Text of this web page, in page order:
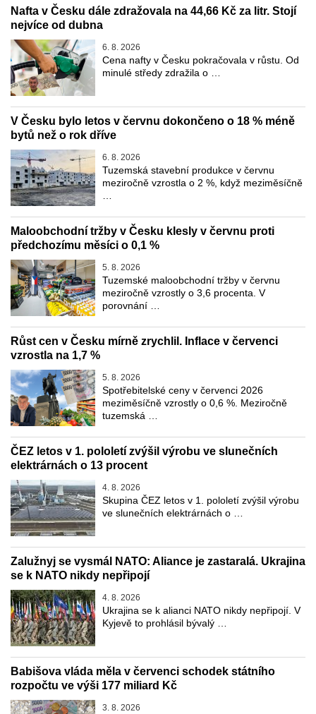
Nafta v Česku dále zdražovala na 44,66 Kč za litr. Stojí
nejvíce od dubna
6. 8. 2026
Cena nafty v Česku pokračovala v růstu. Od
minulé středy zdražila o …
V Česku bylo letos v červnu dokončeno o 18 % méně
bytů než o rok dříve
6. 8. 2026
Tuzemská stavební produkce v červnu
meziročně vzrostla o 2 %, když meziměsíčně
Maloobchodní tržby v Česku klesly v červnu proti
předchozímu měsíci o 0,1 %
5. 8. 2026
Tuzemské maloobchodní tržby v červnu
meziročně vzrostly o 3,6 procenta. V
porovnání …
Růst cen v Česku mírně zrychlil. Inflace v červenci
vzrostla na 1,7 %
5. 8. 2026
Spotřebitelské ceny v červenci 2026
meziměsíčně vzrostly o 0,6 %. Meziročně
tuzemská …
ČEZ letos v 1. pololetí zvýšil výrobu ve slunečních
elektrárnách o 13 procent
4. 8. 2026
Skupina ČEZ letos v 1. pololetí zvýšil výrobu
ve slunečních elektrárnách o …
Zalužnyj se vysmál NATO: Aliance je zastaralá. Ukrajina
se k NATO nikdy nepřipojí
4. 8. 2026
Ukrajina se k alianci NATO nikdy nepřipojí. V
Kyjevě to prohlásil bývalý …
Babišova vláda měla v červenci schodek státního
rozpočtu ve výši 177 miliard Kč
3. 8. 2026